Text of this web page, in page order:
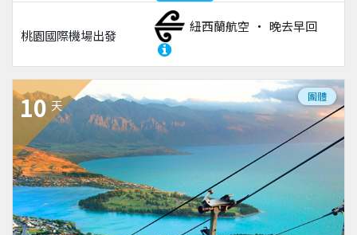
桃園國際機場出發
紐西蘭航空 晚去早回
10 天
團體